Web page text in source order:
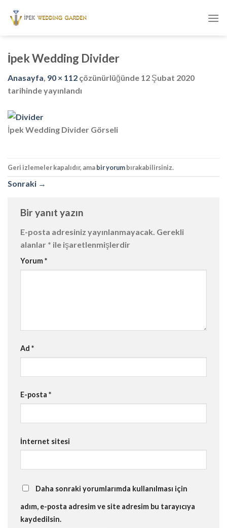
İpek Wedding Divider
Anasayfa, 90 × 112 çözünürlüğünde 12 Şubat 2020
tarihinde yayınlandı
İpek Wedding Divider Görseli
Geri izlemeler kapalıdır, amabir yorumbırakabilirsiniz.
Sonraki →
Bir yanıt yazın
E-posta adresiniz yayınlanmayacak. Gerekli
alanlar * ile işaretlenmişlerdir
Yorum*
Ad *
E-posta *
İnternet sitesi
Daha sonraki yorumlarımda kullanılması için
adım, e-posta adresim ve site adresim bu tarayıcıya
kaydedilsin.